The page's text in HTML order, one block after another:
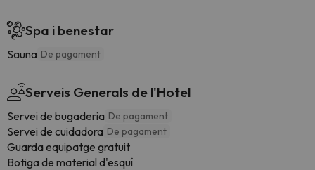
Spa i benestar
Sauna De pagament
Serveis Generals de l'Hotel
Servei de bugaderia De pagament
Servei de cuidadora De pagament
Guarda equipatge gratuit
Botiga de material d'esquí